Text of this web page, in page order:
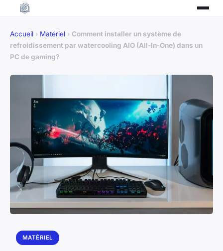
Accueil › Matériel › Comment installer un système de
refroidissement par watercooling AIO (All-In-One) dans un
PC de gaming?
MATÉRIEL